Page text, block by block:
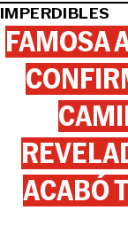
IMPERDIBLES
FAMOSA
ACABÓ